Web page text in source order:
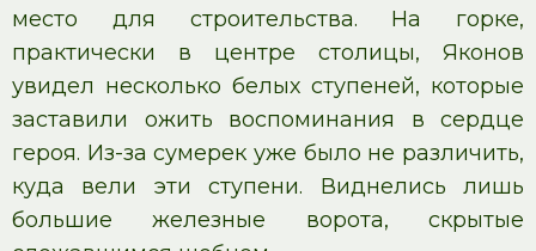
место для строительства. На горке,
практически в центре столицы, Яконов
увидел несколько белых ступеней, которые
заставили ожить воспоминания в сердце
героя. Из-за сумерек уже было не различить,
куда вели эти ступени. Виднелись лишь
большие железные ворота, скрытые